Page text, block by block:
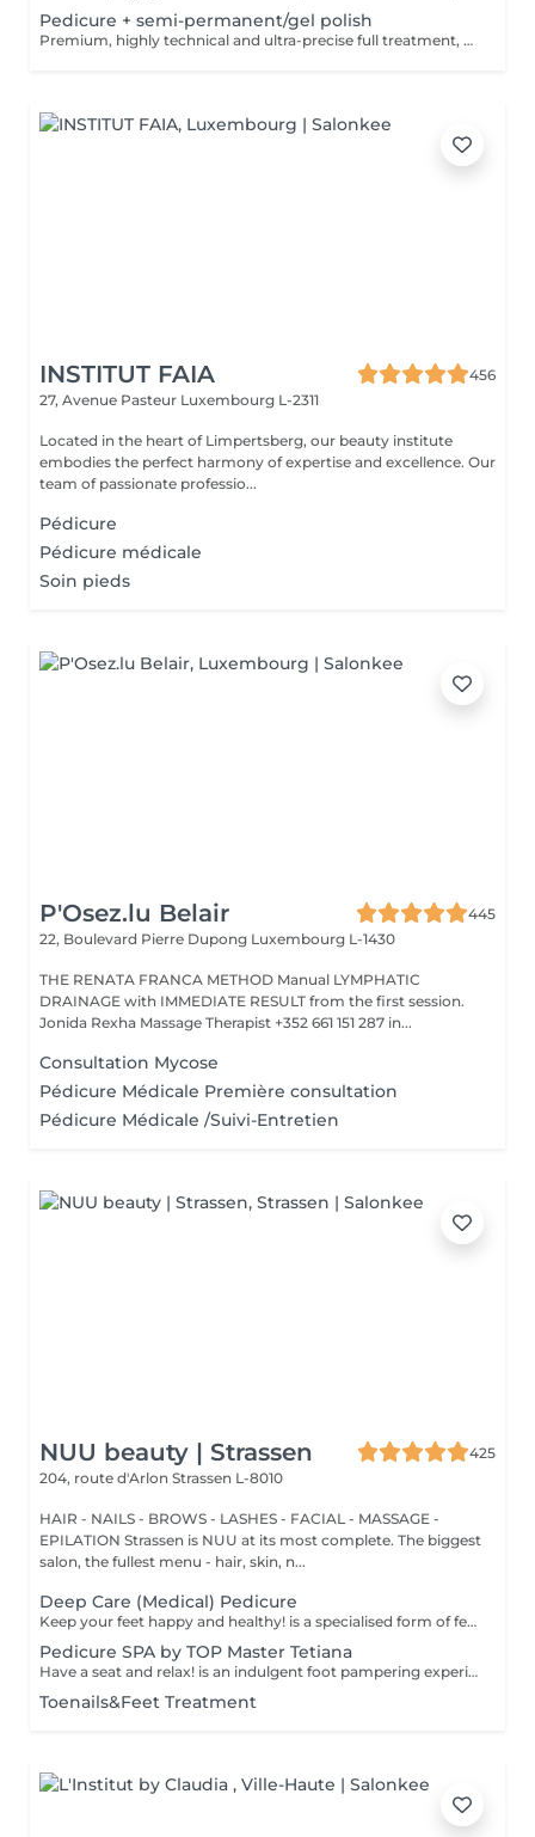
Pedicure + semi-permanent/gel polish
Premium, highly technical and ultra-precise full treatment, performed mainly with an e-file to achieve a perfectly clean nail contour and apply the polish as close as possible, even slightly under the cuticle. This technique helps visually delay the regrowth by around 10 days. Visual result: -Extremely well-groomed nails, clean contours, flawless shape -Instagram / photo studio effect: neat, precise, with no visible dry skin A perfect solution for flawless and long-lasting nails: -The average durability is 6 weeks!! Service content: -Removal of old semi-permanent and/or gel polish (if needed, already include in this price/service) -Very meticulous preparation of the nail plate -Shape and file nails -Gentle cuticle care -Removal of dead skin -Heels are cleaned -Application of semi-permanent nail polish -Application of cuticle oil and feet cream Optional : -Price per nail for nail art on up to 5 nails (if so please book "WITH simple design") +3€/nail -Price for simple design (French, Chrome, Baby Boomer, Cat Eyes, Stickers, Foil) 6-10 nails -> +20€ -Price for complex design (3D, Hand drawings, Stamping, French with Chrome, Baby Boomer with Chrome, French with Cat Eyes) 6-10 nails -> +30€ -Price per nail extension/reconstruction, maximum 2 nails (if so please book "WITH extension/reconstruction") +10€/nail
INSTITUT FAIA
456
27, Avenue Pasteur Luxembourg L-2311
Located in the heart of Limpertsberg, our beauty institute
embodies the perfect harmony of expertise and excellence. Our
team of passionate professio...
Pédicure
Pédicure médicale
Soin pieds
P'Osez.lu Belair
445
22, Boulevard Pierre Dupong Luxembourg L-1430
THE RENATA FRANCA METHOD Manual LYMPHATIC
DRAINAGE with IMMEDIATE RESULT from the first session.
Jonida Rexha Massage Therapist +352 661 151 287 in...
Consultation Mycose
Pédicure Médicale Première consultation
Pédicure Médicale /Suivi-Entretien
NUU beauty | Strassen
425
204, route d'Arlon Strassen L-8010
HAIR - NAILS - BROWS - LASHES - FACIAL - MASSAGE -
EPILATION Strassen is NUU at its most complete. The biggest
salon, the fullest menu - hair, skin, n...
Deep Care (Medical) Pedicure
Keep your feet happy and healthy! is a specialised form of feet treatment where a nail master eliminates such problems as calluses, cracks and deformed nails etc. How is Deep Care (Medical) Pedicure done? - problem is identified - feet are disinfected and softened - calloused skin is removed - nail plate is treated - skin is treated - medical cream is applied Age restrictions: recommended to do from 16 years. Post procedure recommendations: professional home care is recommended after the procedure. Frequency: once in 3-4 weeks.
Pedicure SPA by TOP Master Tetiana
Have a seat and relax! is an indulgent foot pampering experience that typically includes exfoliation of the feet, using a foot scrub and a combination of moisturising products. Our masters do edged pedicure. How is a pedicure spa done? - feet are cleansed and soaked - nails are cut, your nail plate is shaped and filed - feet are sunk in water - scrub is applied on feet - mask is applied - the cuticle and side ridges are corrected - heels are cleaned - cuticle oil and feet cream are applied Age restrictions: recommended to do from 14 years. Post procedure recommendations: there are no post recommendations for this procedure. Frequency: once in 3-4 weeks.
Toenails&Feet Treatment